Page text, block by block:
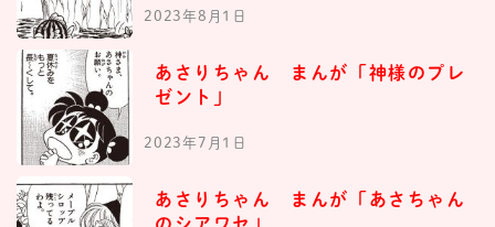
2023年8月1日
あさりちゃん まんが「神様のプレ
ゼント」
2023年7月1日
あさりちゃん まんが「あさちゃん
のシアワセ」